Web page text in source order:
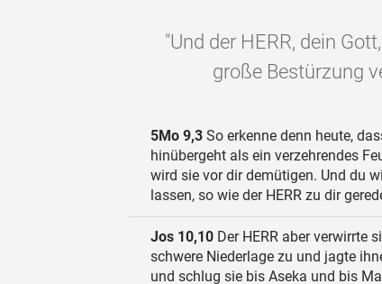
"Und der HERR, dein
große Bestürzung
5Mo 9,3 So erkenne denn heute,
hinübergeht als ein verzehrendes
wird sie vor dir demütigen. Und du
lassen, so wie der HERR zu dir
Jos 10,10 Der HERR aber verwirrte
schwere Niederlage zu und jagte
und schlug sie bis Aseka und bis